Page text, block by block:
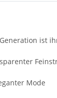
ist
Mode